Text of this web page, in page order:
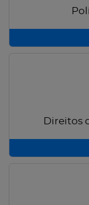
Direitos